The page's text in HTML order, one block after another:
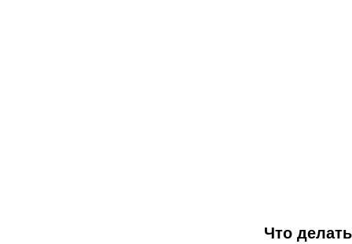
Что